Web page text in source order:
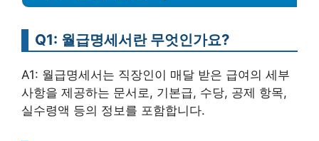
Q1: 월급명세서란 무엇인가요?
A1: 월급명세서는 직장인이 매달 받은 급여의 세부
사항을 제공하는 문서로, 기본급, 수당, 공제 항목,
실수령액 등의 정보를 포함합니다.